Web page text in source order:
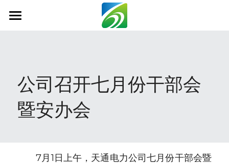
新闻资讯
信息公开
业务范围
公司召开七月份干部会
暨安办会
7月1日上午，天通电力公司七月份干部会暨